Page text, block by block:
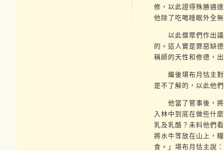
修，以此證得殊勝通
他除了吃喝睡眠外全
以此僧眾們作出議
的。這人實是罪惡缺
稱師的天性和修德，
繼後堪布月怙主對
是不了解的，以此他
他當了管事後，將
入林中到底在做些什
乳及乳酪？未料他們
將水牛等放在山上，
食。」堪布月怙主說